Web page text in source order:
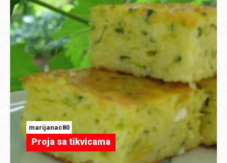
marijanac80
Proja sa tikvicama